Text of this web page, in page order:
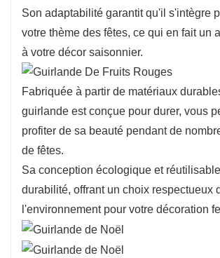
Son adaptabilité garantit qu'il s'intègre
votre thème des fêtes, ce qui en fait un
à votre décor saisonnier.
Fabriquée à partir de matériaux
guirlande est conçue pour durer, vous
profiter de sa beauté pendant de
de fêtes.
Sa conception écologique et
durabilité, offrant un choix respectueux
l'environnement pour votre décoration